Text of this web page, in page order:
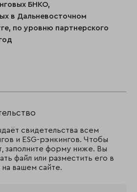
БНКО,
в Дальневосточном
по уровню партнерского
свидетельства всем
и ESG-рэнкингов. Чтобы
заполните форму ниже. Вы
файл или разместить его в
вашем сайте.